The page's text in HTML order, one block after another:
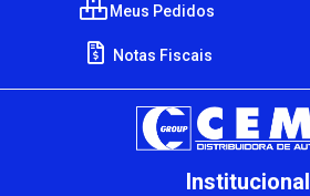
Meus Pedidos
Notas Fiscais
Institucional